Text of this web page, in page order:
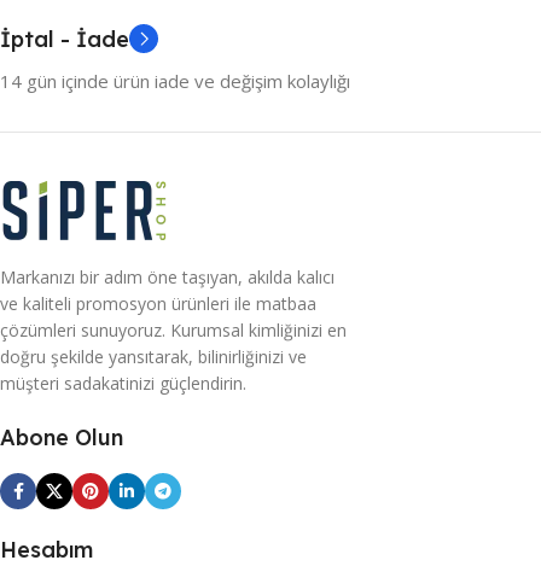
İptal - İade
14 gün içinde ürün iade ve değişim kolaylığı
Markanızı bir adım öne taşıyan, akılda kalıcı
ve kaliteli promosyon ürünleri ile matbaa
çözümleri sunuyoruz. Kurumsal kimliğinizi en
doğru şekilde yansıtarak, bilinirliğinizi ve
müşteri sadakatinizi güçlendirin.
Abone Olun
Hesabım